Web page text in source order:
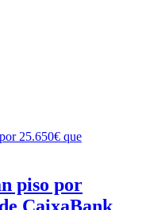
piso por
CaixaBank